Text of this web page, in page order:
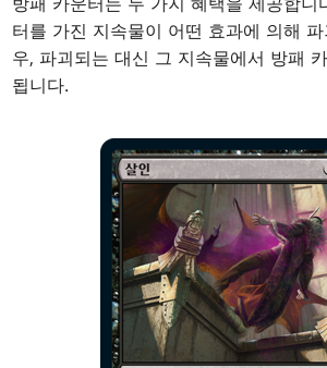
터를 가진 지속물이 어떤 효과에 의해
우, 파괴되는 대신 그 지속물에서 방패
됩니다.